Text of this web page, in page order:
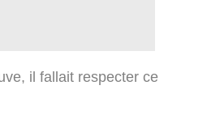
il fallait respecter ce